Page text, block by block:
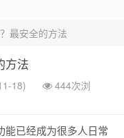
最安全的方法
方法
18)
444次浏
能已经成为很多人日常